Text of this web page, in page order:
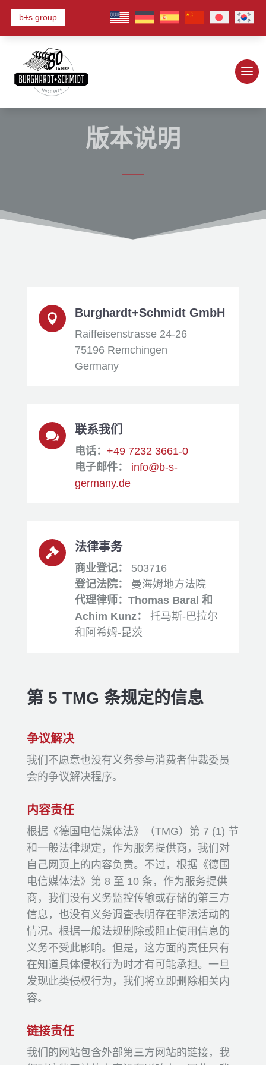
b+s group
版本说明
 Burghardt+Schmidt GmbH
Raiffeisenstrasse 24-26
75196 Remchingen
Germany
 联系我们
电话： +49 7232 3661-0
电子邮件：
info@b-s-
germany.de
 法律事务
商业登记：
503716
登记法院：
曼海姆地方法院
代理律师：Thomas Baral 和
Achim Kunz： 托马斯-巴拉尔
和阿希姆-昆茨
第 5 TMG 条规定的信息
争议解决
我们不愿意也没有义务参与消费者仲裁委员
会的争议解决程序。
内容责任
根据《德国电信媒体法》（TMG）第 7 (1) 节
和一般法律规定，作为服务提供商，我们对
自己网页上的内容负责。不过，根据《德国
电信媒体法》第 8 至 10 条，作为服务提供
商，我们没有义务监控传输或存储的第三方
信息，也没有义务调查表明存在非法活动的
情况。根据一般法规删除或阻止使用信息的
义务不受此影响。但是，这方面的责任只有
在知道具体侵权行为时才有可能承担。一旦
发现此类侵权行为，我们将立即删除相关内
容。
链接责任
我们的网站包含外部第三方网站的链接，我